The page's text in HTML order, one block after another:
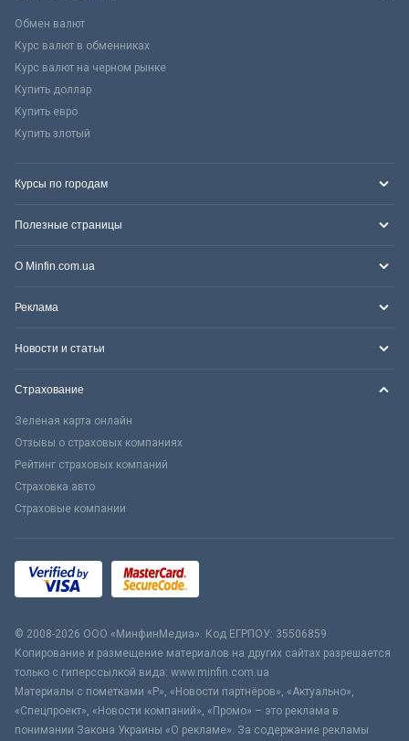
Обмен валют
Курс валют в обменниках
Курс валют на черном рынке
Купить доллар
Купить евро
Купить злотый
Курсы по городам
Полезные страницы
О Minfin.com.ua
Реклама
Новости и статьи
Страхование
Зеленая карта онлайн
Отзывы о страховых компаниях
Рейтинг страховых компаний
Страховка авто
Страховые компании
© 2008-2026 ООО «МинфинМедиа». Код ЕГРПОУ: 35506859
Копирование и размещение материалов на других сайтах разрешается
только с гиперссылкой вида: www.minfin.com.ua
Материалы с пометками «Р», «Новости партнёров», «Актуально»,
«Спецпроект», «Новости компаний», «Промо» – это реклама в
понимании Закона Украины «О рекламе». За содержание рекламы